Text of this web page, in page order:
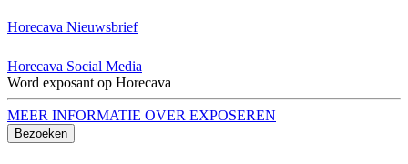
Horecava Nieuwsbrief
Horecava Social Media
Word exposant op Horecava
MEER INFORMATIE OVER EXPOSEREN
Bezoeken